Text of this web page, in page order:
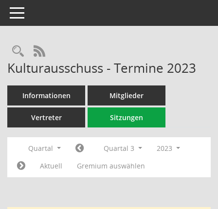
Toggle navigation
Rechercheauswahl
RSS-Feed
Kulturausschuss - Termine 2023
Informationen Mitglieder
Vertreter Sitzungen
Quartal Quartal 3
2023
Aktuell
Gremium auswählen